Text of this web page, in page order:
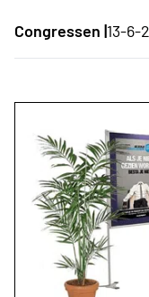
Congressen |13-6-